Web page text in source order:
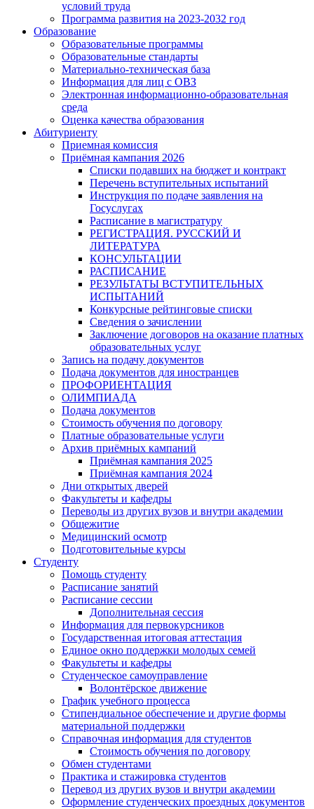
условий труда
Программа развития на 2023-2032 год
Образование
Образовательные программы
Образовательные стандарты
Материально-техническая база
Информация для лиц с ОВЗ
Электронная информационно-образовательная
среда
Оценка качества образования
Абитуриенту
Приемная комиссия
Приёмная кампания 2026
Списки подавших на бюджет и контракт
Перечень вступительных испытаний
Инструкция по подаче заявления на
Госуслугах
Расписание в магистратуру
РЕГИСТРАЦИЯ. РУССКИЙ И
ЛИТЕРАТУРА
КОНСУЛЬТАЦИИ
РАСПИСАНИЕ
РЕЗУЛЬТАТЫ ВСТУПИТЕЛЬНЫХ
ИСПЫТАНИЙ
Конкурсные рейтинговые списки
Сведения о зачислении
Заключение договоров на оказание платных
образовательных услуг
Запись на подачу документов
Подача документов для иностранцев
ПРОФОРИЕНТАЦИЯ
ОЛИМПИАДА
Подача документов
Стоимость обучения по договору
Платные образовательные услуги
Архив приёмных кампаний
Приёмная кампания 2025
Приёмная кампания 2024
Дни открытых дверей
Факультеты и кафедры
Переводы из других вузов и внутри академии
Общежитие
Медицинский осмотр
Подготовительные курсы
Студенту
Помощь студенту
Расписание занятий
Расписание сессии
Дополнительная сессия
Информация для первокурсников
Государственная итоговая аттестация
Единое окно поддержки молодых семей
Факультеты и кафедры
Студенческое самоуправление
Волонтёрское движение
График учебного процесса
Стипендиальное обеспечение и другие формы
материальной поддержки
Справочная информация для студентов
Cтоимость обучения по договору
Обмен студентами
Практика и стажировка студентов
Перевод из других вузов и внутри академии
Оформление студенческих проездных документов